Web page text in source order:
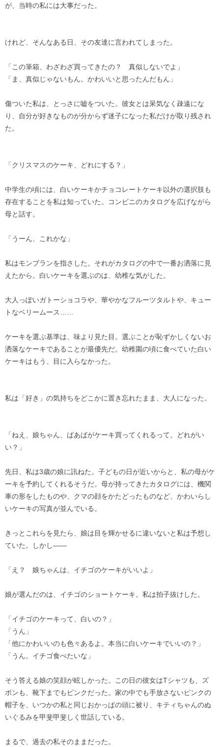
が、当時の私には大事だった。
けれど、そんなある日、その友達に言われてしまった。
「この筆箱、わざわざ買ってきたの？ 真似しないでよ」
「ま、真似じゃないもん。かわいいと思ったんだもん」
傷ついた私は、とっさに嘘をついた。彼女とは呆気なく疎遠にな
り、自分が好きなものが分からず迷子になった私だけが取り残され
た。
「クリスマスのケーキ、どれにする？」
中学生の頃には、白いケーキかチョコレートケーキ以外の選択肢も
存在することを私は知っていた。コンビニのカタログを広げながら
母と話す。
「うーん、これかな」
私はモンブランを指さした。それがカタログの中で一番お洒落に見
えたから。白いケーキを選ぶのは、幼稚な気がした。
大人っぽいガトーショコラや、華やかなフルーツタルトや、キュー
トなベリームース……
ケーキを選ぶ基準は、味より見た目。選ぶことが恥ずかしくないお
洒落なケーキであることが最優先だ。幼稚園の頃に食べていた白い
ケーキはもう、目に入らなかった。
私は「好き」の気持ちをどこかに置き忘れたまま、大人になった。
「ねえ、娘ちゃん、ばあばがケーキ買ってくれるって。どれがい
い？」
先日、私は3歳の娘に訊ねた。子どもの日が近いからと、私の母がケ
ーキを予約してくれるそうだ。母が持ってきたカタログには、機関
車の形をしたものや、クマの顔をかたどったものなど、かわいらし
いケーキの写真が並んでいる。
きっとこれらを見たら、娘は目を輝かせるに違いないと私は予想し
ていた。しかし――
「え？ 娘ちゃんは、イチゴのケーキがいいよ」
娘が選んだのは、イチゴのショートケーキ。私は拍子抜けした。
「イチゴのケーキって、白いの？」
「うん」
「他にかわいいのも色々あるよ。本当に白いケーキでいいの？」
「うん。イチゴ食べたいな」
そう答える娘の笑顔が眩しかった。この日の彼女はTシャツも、ズ
ボンも、靴下までもピンクだった。家の中でも手放さないピンクの
帽子を、いつかの私と同じおかっぱの頭に被り、キティちゃんのぬ
いぐるみを甲斐甲斐しく世話している。
まるで、過去の私そのままだった。